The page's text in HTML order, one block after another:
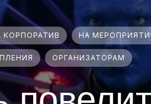
КОРПОРАТИВ НА
ОРГАНИЗАТОРАМ